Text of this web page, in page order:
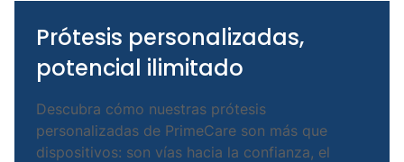
Prótesis personalizadas,
potencial ilimitado
Descubra cómo nuestras prótesis
personalizadas de PrimeCare son más que
dispositivos: son vías hacia la confianza, el